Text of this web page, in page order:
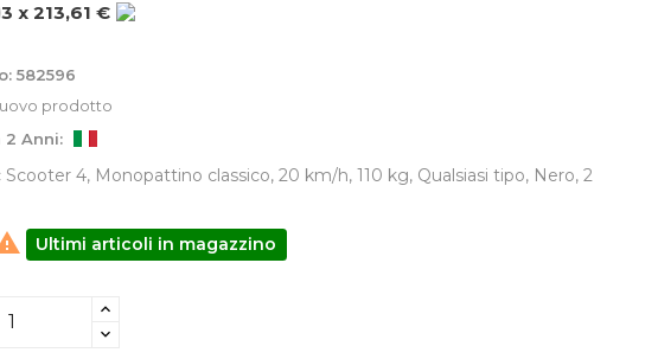
3 x 213,61 €
582596
prodotto
2 Anni:
4, Monopattino classico, 20 km/h, 110 kg, Qualsiasi tipo, Nero, 2
Ultimi articoli in magazzino